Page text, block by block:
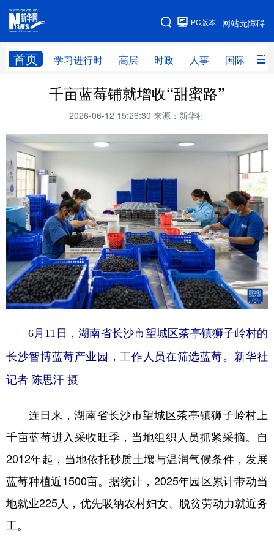
网站无障碍
PC版本
首页 学习进行时 高层 时政 人事 国际 财
网站地图
学习进行时 高层 时政
财经 网评
台湾 思客智库 全球连线
科技 体育
文化 健康 军事
访谈 视频 图片 政务
法律 中央文件 金融 汽车
食品 人居 信息化 数字经济
学术中国 乡村振兴 银龄 溯源中国
彩票 娱乐 时尚 悦读
公益
地方频道
北京 天津 河北 山西
辽宁 吉林 上海 江苏
千亩蓝莓铺就增收“甜蜜路”
2026-06-12 15:26:30 来源：新华社
6月11日，湖南省长沙市望城区茶亭镇狮子岭村的
长沙智博蓝莓产业园，工作人员在筛选蓝莓。新华社
记者 陈思汗 摄
连日来，湖南省长沙市望城区茶亭镇狮子岭村上
千亩蓝莓进入采收旺季，当地组织人员抓紧采摘。自
2012年起，当地依托砂质土壤与温润气候条件，发展
蓝莓种植近1500亩。据统计，2025年园区累计带动当
地就业225人，优先吸纳农村妇女、脱贫劳动力就近务
工。